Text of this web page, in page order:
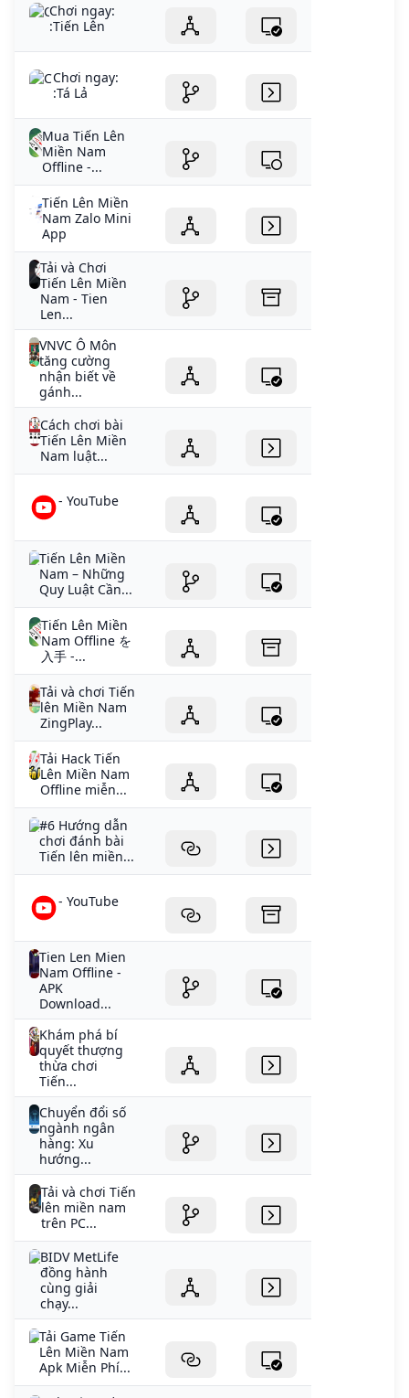
Chơi ngay:
:Tiến Lên
Chơi ngay:
:Tá Lả
Mua Tiến Lên
Miền Nam
Offline -...
Tiến Lên Miền
Nam Zalo Mini
App
Tải và Chơi
Tiến Lên Miền
Nam - Tien
Len...
VNVC Ô Môn
tăng cường
nhận biết về
gánh...
Cách chơi bài
Tiến Lên Miền
Nam luật...
- YouTube
Tiến Lên Miền
Nam – Những
Quy Luật Cần...
Tiến Lên Miền
Nam Offline を
入手 -...
Tải và chơi Tiến
lên Miền Nam
ZingPlay...
Tải Hack Tiến
Lên Miền Nam
Offline miễn...
#6 Hướng dẫn
chơi đánh bài
Tiến lên miền...
- YouTube
Tien Len Mien
Nam Offline -
APK
Download...
Khám phá bí
quyết thượng
thừa chơi
Tiến...
Chuyển đổi số
ngành ngân
hàng: Xu
hướng...
Tải và chơi Tiến
lên miền nam
trên PC...
BIDV MetLife
đồng hành
cùng giải
chạy...
Tải Game Tiến
Lên Miền Nam
Apk Miễn Phí...